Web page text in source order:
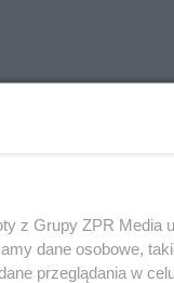
z Grupy ZPR Media
dane osobowe,
przeglądania w